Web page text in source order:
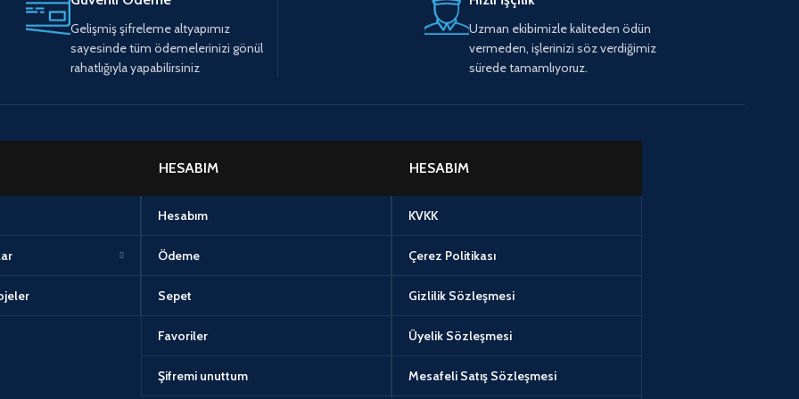
Gelişmiş şifreleme altyapımız
sayesinde tüm ödemelerinizi gönül
rahatlığıyla yapabilirsiniz
Uzman ekibimizle kaliteden ödün
vermeden, işlerinizi söz verdiğimiz
sürede tamamlıyoruz.
HESABIM
Hesabım
Ödeme
Sepet
Favoriler
Şifremi unuttum
HESABIM
KVKK
Çerez Politikası
Gizlilik Sözleşmesi
Üyelik Sözleşmesi
Mesafeli Satış Sözleşmesi